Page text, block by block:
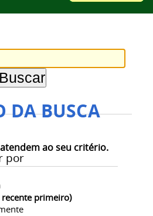
DA BUSCA
ao seu critério.
por
primeiro)
modificação